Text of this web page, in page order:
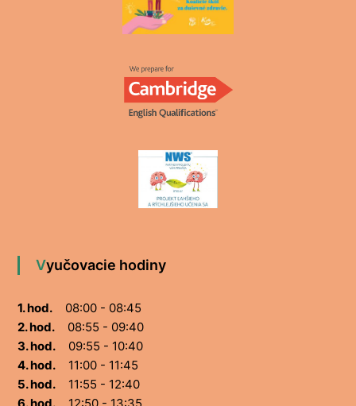
Vyučovacie hodiny
1. hod.08:00 - 08:45
2. hod.08:55 - 09:40
3. hod.09:55 - 10:40
4. hod.11:00 - 11:45
5. hod.11:55 - 12:40
6. hod. 12:50 - 13:35